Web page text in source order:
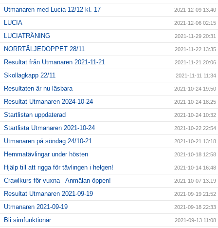
Utmanaren med Lucia 12/12 kl. 17 2021-12-09 13:40
LUCIA 2021-12-06 02:15
LUCIATRÄNING 2021-11-29 20:31
NORRTÄLJEDOPPET 28/11 2021-11-22 13:35
Resultat från Utmanaren 2021-11-21 2021-11-21 20:06
Skollagkapp 22/11 2021-11-11 11:34
Resultaten är nu läsbara 2021-10-24 19:50
Resultat Utmanaren 2024-10-24 2021-10-24 18:25
Startlistan uppdaterad 2021-10-24 10:32
Startlista Utmanaren 2021-10-24 2021-10-22 22:54
Utmanaren på söndag 24/10-21 2021-10-21 13:18
Hemmatävlingar under hösten 2021-10-18 12:58
Hjälp till att rigga för tävlingen i helgen! 2021-10-14 16:48
Crawlkurs för vuxna - Anmälan öppen! 2021-10-07 13:19
Resultat Utmanaren 2021-09-19 2021-09-19 21:52
Utmanaren 2021-09-19 2021-09-18 22:33
Bli simfunktionär 2021-09-13 11:08